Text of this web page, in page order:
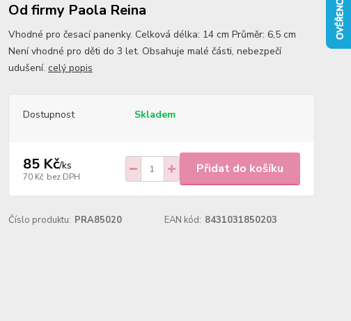
Od firmy Paola Reina
Vhodné pro česací panenky. Celková délka: 14 cm Průměr: 6,5 cm
Není vhodné pro děti do 3 let. Obsahuje malé části, nebezpečí
udušení. celý popis
Dostupnost Skladem
85 Kč/ks
70 Kč bez DPH
Přidat do košíku
Číslo produktu: PRA85020 EAN kód: 8431031850203